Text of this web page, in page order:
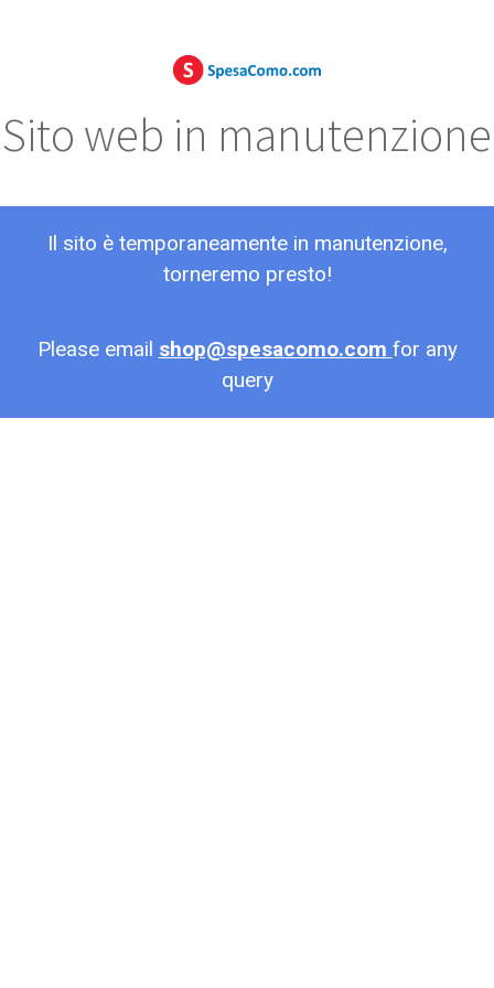
Sito web in manutenzione
Il sito è temporaneamente in manutenzione,
torneremo presto!
Please email shop@spesacomo.com for any
query